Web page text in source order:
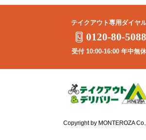
テイクアウト専用ダイヤ
0120-80-5088
受付 10:00-16:00 年中無休
Copyright by MONTEROZA